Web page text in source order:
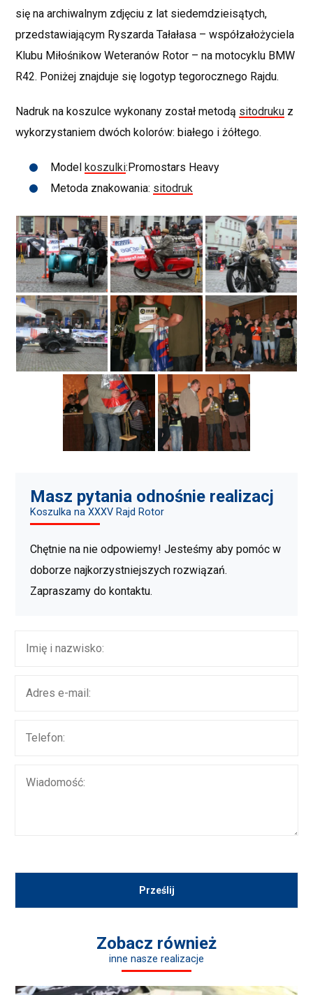
się na archiwalnym zdjęciu z lat siedemdzieisątych,
przedstawiającym Ryszarda Tałałasa – współzałożyciela
Klubu Miłośnikow Weteranów Rotor – na motocyklu BMW
R42. Poniżej znajduje się logotyp tegorocznego Rajdu.
Nadruk na koszulce wykonany został metodą sitodruku z
wykorzystaniem dwóch kolorów: białego i żółtego.
Modelkoszulki:Promostars Heavy
Metoda znakowania: sitodruk
Masz pytania odnośnie realizacj
Koszulka na XXXV Rajd Rotor
Chętnie na nie odpowiemy! Jesteśmy aby pomóc w
doborze najkorzystniejszych rozwiązań.
Zapraszamy do kontaktu.
Zobacz również
inne nasze realizacje